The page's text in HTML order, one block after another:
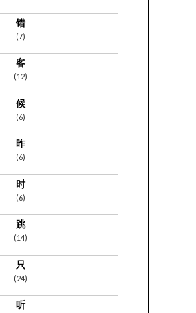
错
(7)
客
(12)
候
(6)
昨
(6)
时
(6)
跳
(14)
只
(24)
听